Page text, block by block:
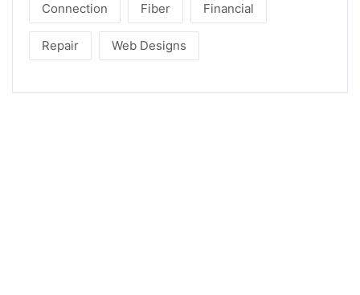
Connection Fiber Financial
Repair Web Designs